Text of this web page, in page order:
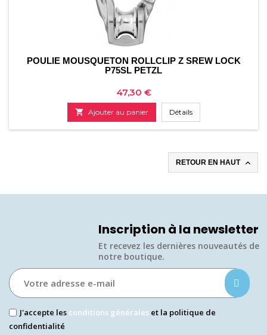
POULIE MOUSQUETON ROLLCLIP Z SREW LOCK
P75SL PETZL
Prix
47,30 €
 Ajouter au panier Détails
RETOUR EN HAUT 
Inscription à la newsletter
Et recevez les dernières nouveautés de
notre boutique.​
J'accepte les conditions générales et la politique de
confidentialité